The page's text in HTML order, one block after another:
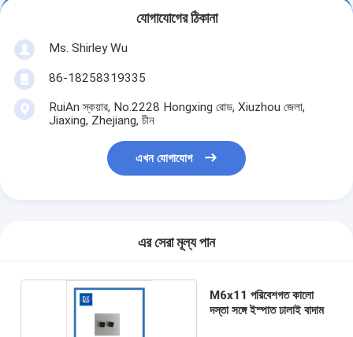
যোগাযোগের ঠিকানা
Ms. Shirley Wu
86-18258319335
RuiAn স্কয়ার, No.2228 Hongxing রোড, Xiuzhou জেলা,
Jiaxing, Zhejiang, চীন
এখন যোগাযোগ
এর সেরা মূল্য পান
M6x11 পরিবেশগত কালো
দস্তা সঙ্গে ইস্পাত ঢালাই বাদাম